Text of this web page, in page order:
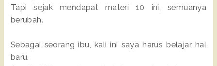
Tapi sejak mendapat materi 10 ini, semuanya
berubah.
Sebagai seorang ibu, kali ini saya harus belajar hal
baru.